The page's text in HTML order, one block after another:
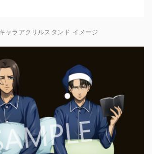
ャラアクリルスタンド イメージ